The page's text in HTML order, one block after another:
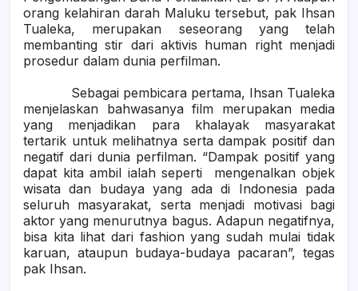
orang kelahiran darah Maluku tersebut, pak Ihsan
Tualeka, merupakan seseorang yang telah
membanting stir dari aktivis human right menjadi
prosedur dalam dunia perfilman.
Sebagai pembicara pertama, Ihsan Tualeka
menjelaskan bahwasanya film merupakan media
yang menjadikan para khalayak masyarakat
tertarik untuk melihatnya serta dampak positif dan
negatif dari dunia perfilman. “Dampak positif yang
dapat kita ambil ialah seperti mengenalkan objek
wisata dan budaya yang ada di Indonesia pada
seluruh masyarakat, serta menjadi motivasi bagi
aktor yang menurutnya bagus. Adapun negatifnya,
bisa kita lihat dari fashion yang sudah mulai tidak
karuan, ataupun budaya-budaya pacaran”, tegas
pak Ihsan.